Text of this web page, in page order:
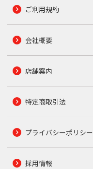
ご利用規約
会社概要
店舗案内
特定商取引法
プライバシーポリシー
採用情報